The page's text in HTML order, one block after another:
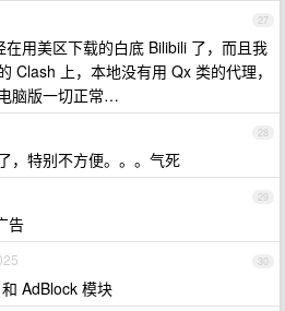
27
在用美区下载的白底 Bilibili 了，而且我
Clash 上，本地没有用 Qx 类的代理，
脑版一切正常…
28
，特别不方便。。。气死
29
告
30
AdBlock 模块